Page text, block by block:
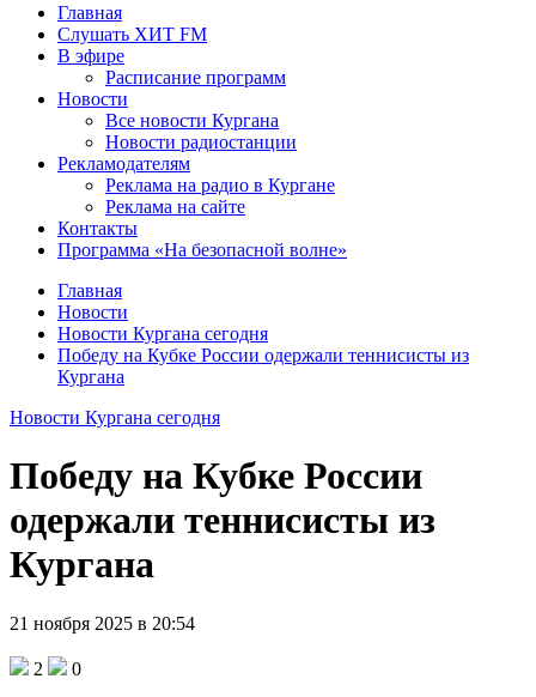
Главная
Слушать ХИТ FM
В эфире
Расписание программ
Новости
Все новости Кургана
Новости радиостанции
Рекламодателям
Реклама на радио в Кургане
Реклама на сайте
Контакты
Программа «На безопасной волне»
Главная
Новости
Новости Кургана сегодня
Победу на Кубке России одержали теннисисты из
Кургана
Новости Кургана сегодня
Победу на Кубке России
одержали теннисисты из
Кургана
21 ноября 2025 в 20:54
2
0